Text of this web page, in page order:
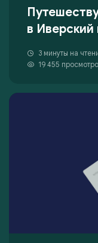
в
3 минуты на
19 455